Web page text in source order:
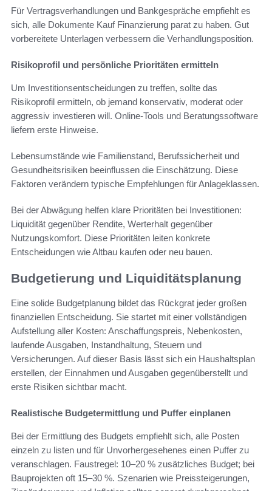
Für Vertragsverhandlungen und Bankgespräche empfiehlt es
sich, alle Dokumente Kauf Finanzierung parat zu haben. Gut
vorbereitete Unterlagen verbessern die Verhandlungsposition.
Risikoprofil und persönliche Prioritäten ermitteln
Um Investitionsentscheidungen zu treffen, sollte das
Risikoprofil ermitteln, ob jemand konservativ, moderat oder
aggressiv investieren will. Online-Tools und Beratungssoftware
liefern erste Hinweise.
Lebensumstände wie Familienstand, Berufssicherheit und
Gesundheitsrisiken beeinflussen die Einschätzung. Diese
Faktoren verändern typische Empfehlungen für Anlageklassen.
Bei der Abwägung helfen klare Prioritäten bei Investitionen:
Liquidität gegenüber Rendite, Werterhalt gegenüber
Nutzungskomfort. Diese Prioritäten leiten konkrete
Entscheidungen wie Altbau kaufen oder neu bauen.
Budgetierung und Liquiditätsplanung
Eine solide Budgetplanung bildet das Rückgrat jeder großen
finanziellen Entscheidung. Sie startet mit einer vollständigen
Aufstellung aller Kosten: Anschaffungspreis, Nebenkosten,
laufende Ausgaben, Instandhaltung, Steuern und
Versicherungen. Auf dieser Basis lässt sich ein Haushaltsplan
erstellen, der Einnahmen und Ausgaben gegenüberstellt und
erste Risiken sichtbar macht.
Realistische Budgetermittlung und Puffer einplanen
Bei der Ermittlung des Budgets empfiehlt sich, alle Posten
einzeln zu listen und für Unvorhergesehenes einen Puffer zu
veranschlagen. Faustregel: 10–20 % zusätzliches Budget; bei
Bauprojekten oft 15–30 %. Szenarien wie Preissteigerungen,